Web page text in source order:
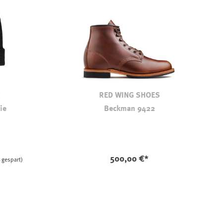
ist zurzeit nicht verfügbar.)
gespart)
RED WING SHOES
Beckman 9422
500,00 €*